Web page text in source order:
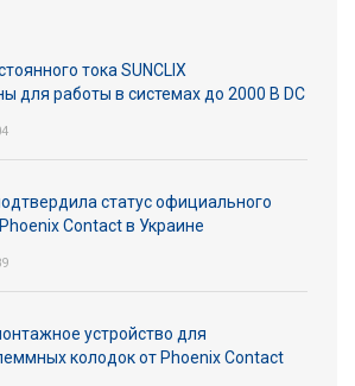
тока SUNCLIX
для работы в системах до 2000 В DC
статус официального
Contact в Украине
устройство для
колодок от Phoenix Contact